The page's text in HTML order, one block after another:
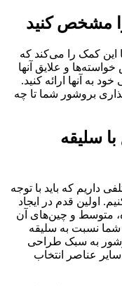
این کمک را می‌کند که
و علایق آنها
به آنها ارائه کنید.
بروشور شما تا چه
سلیقه
داریم که باید با توجه
اولین قدم در ایجاد
متوسط ​​و چین‌های آن
نسبت به سلیقه
به سبک طراحی
عناصر انتخاب